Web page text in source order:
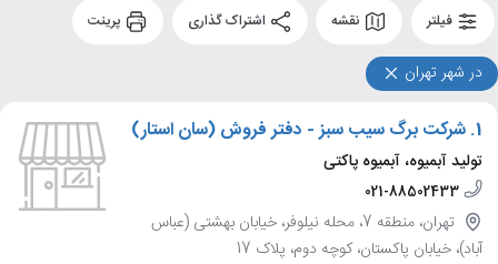
فیلتر نقشه
در شهر تهران
1. شرکت برگ سیب سبز - دفتر فروش (سان استار)
تولید آبمیوه، آبمیوه پاکتی
021-88502433
تهران، منطقه 7، محله نیلوفر، خیابان بهشتی (عباس
آباد)، خیابان پاکستان، کوچه دوم، پلاک 17